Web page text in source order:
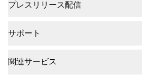
プレスリリース配信
サポート
関連サービス